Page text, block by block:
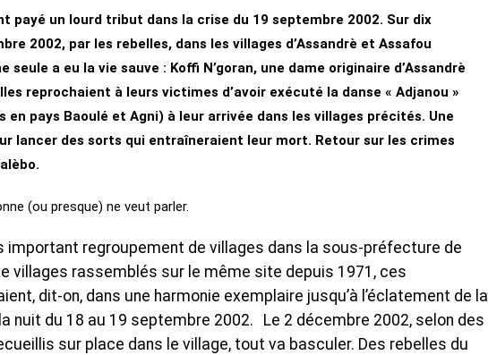
payé un lourd tribut dans la crise du 19 septembre 2002. Sur dix
2002, par les rebelles, dans les villages d’Assandrè et Assafou
a eu la vie sauve : Koffi N’goran, une dame originaire d’Assandrè
reprochaient à leurs victimes d’avoir exécuté la danse « Adjanou »
en pays Baoulé et Agni) à leur arrivée dans les villages précités. Une
lancer des sorts qui entraîneraient leur mort. Retour sur les crimes
(ou presque) ne veut parler.
important regroupement de villages dans la sous-préfecture de
villages rassemblés sur le même site depuis 1971, ces
dit-on, dans une harmonie exemplaire jusqu’à l’éclatement de la
nuit du 18 au 19 septembre 2002. Le 2 décembre 2002, selon des
sur place dans le village, tout va basculer. Des rebelles du